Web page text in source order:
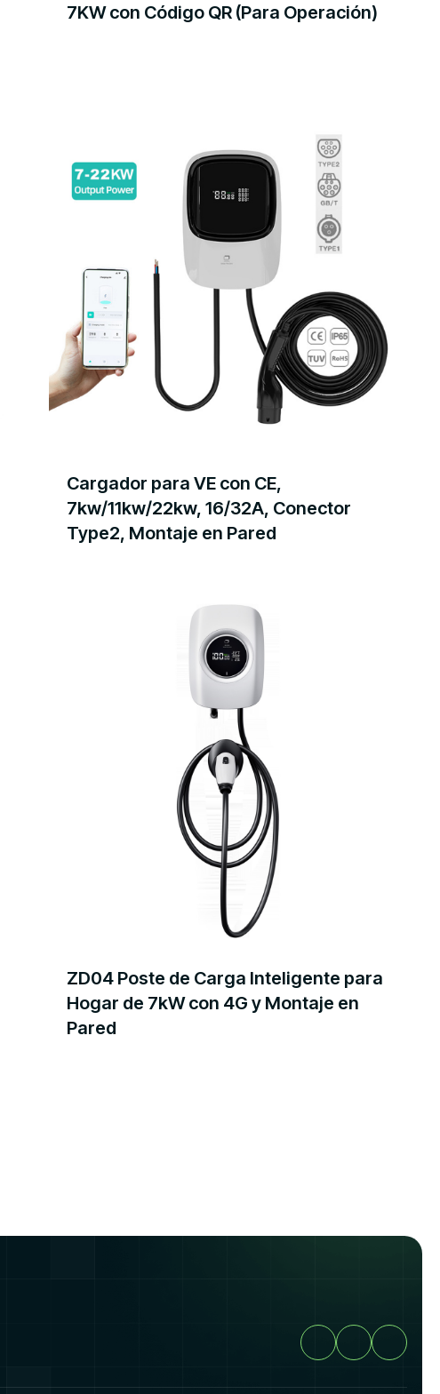
7KW con Código QR (Para Operación)
Cargador para VE con CE,
7kw/11kw/22kw, 16/32A, Conector
Type2, Montaje en Pared
ZD04 Poste de Carga Inteligente para
Hogar de 7kW con 4G y Montaje en
Pared